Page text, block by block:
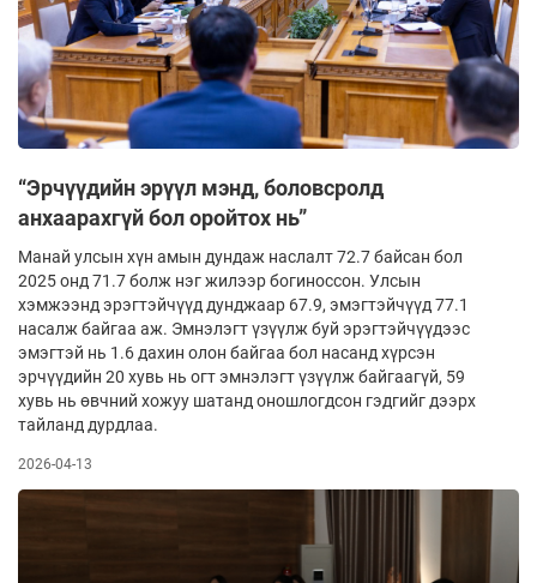
“Эрчүүдийн эрүүл мэнд, боловсролд
анхаарахгүй бол оройтох нь”
Манай улсын хүн амын дундаж наслалт 72.7 байсан бол
2025 онд 71.7 болж нэг жилээр богиноссон. Улсын
хэмжээнд эрэгтэйчүүд дунджаар 67.9, эмэгтэйчүүд 77.1
насалж байгаа аж. Эмнэлэгт үзүүлж буй эрэгтэйчүүдээс
эмэгтэй нь 1.6 дахин олон байгаа бол насанд хүрсэн
эрчүүдийн 20 хувь нь огт эмнэлэгт үзүүлж байгаагүй, 59
хувь нь өвчний хожуу шатанд оношлогдсон гэдгийг дээрх
тайланд дурдлаа.
2026-04-13